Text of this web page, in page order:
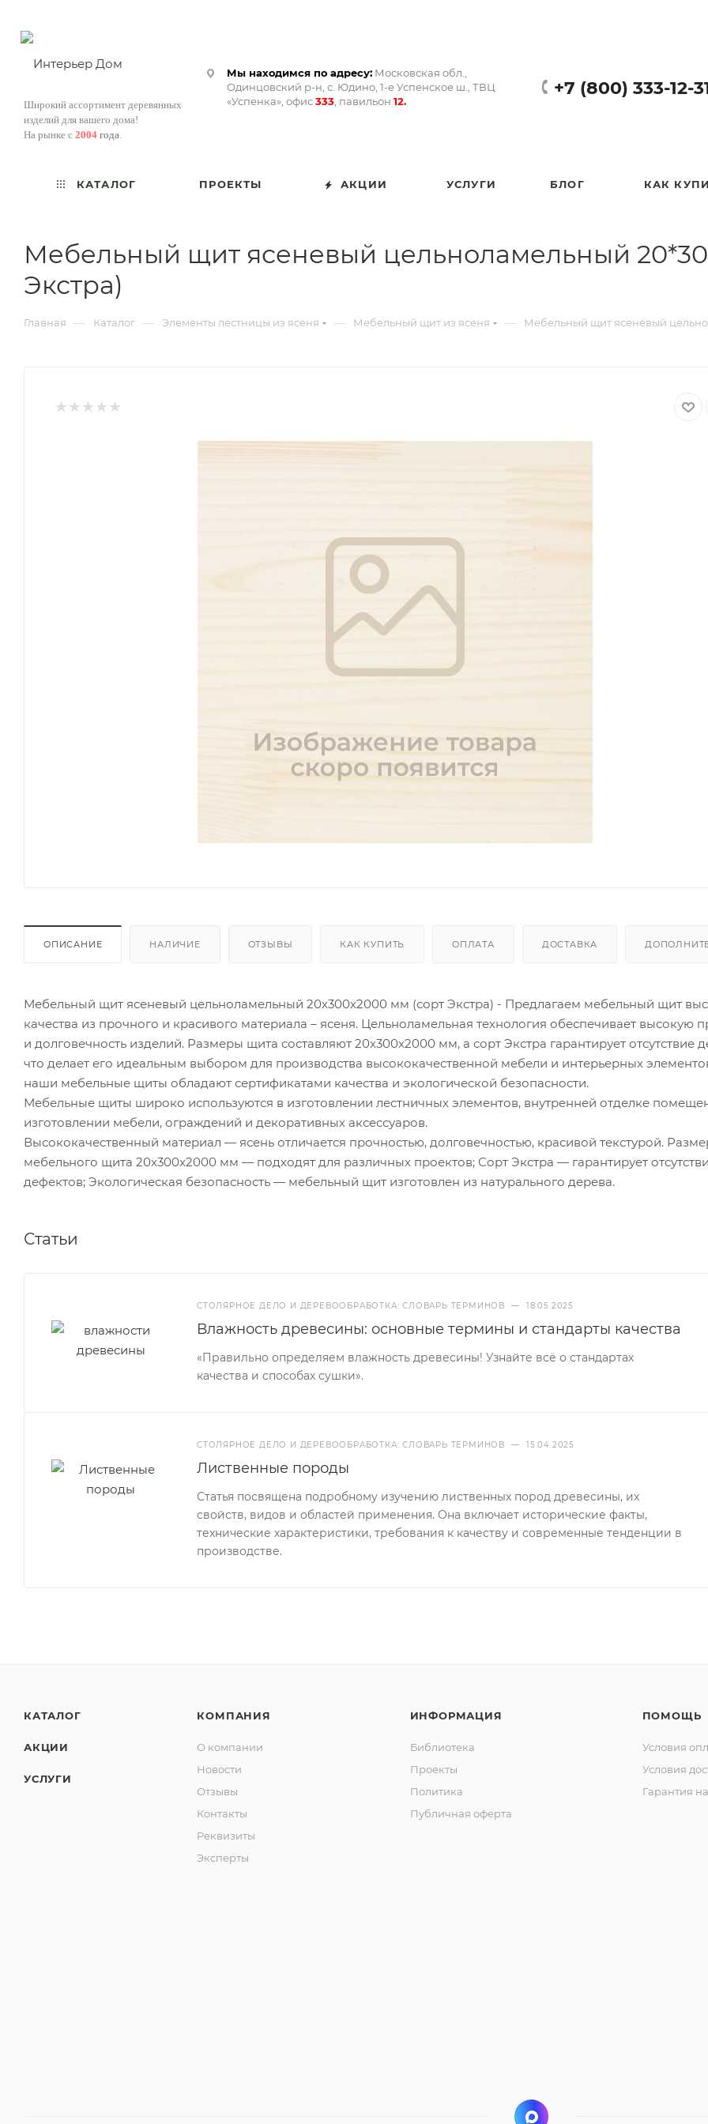
Широкий ассортимент деревянных
изделий для вашего дома!
На рынке с 2004 года.
Мы находимся по адресу: Московская обл.,
Одинцовский р-н, с. Юдино, 1-е Успенское ш., ТВЦ
«Успенка», офис333 , павильон 12.
+7 (800) 333-12-
КАТАЛОГ ПРОЕКТЫ АКЦИИ УСЛУГИ БЛОГ КАК
Мебельный щит ясеневый цельноламельный
Экстра)
Главная — Каталог — Элементы лестницы из ясеня — Мебельный щит из ясеня — Мебельный щит ясеневый
ОПИСАНИЕ НАЛИЧИЕ ОТЗЫВЫ КАК КУПИТЬ ОПЛАТА ДОСТАВКА
Мебельный щит ясеневый цельноламельный 20х300х2000 мм (сорт Экстра) - Предлагаем мебельный щит
качества из прочного и красивого материала – ясеня. Цельноламельная технология обеспечивает высокую
и долговечность изделий. Размеры щита составляют 20x300x2000 мм, а сорт Экстра гарантирует отсутствие
что делает его идеальным выбором для производства высококачественной мебели и интерьерных
наши мебельные щиты обладают сертификатами качества и экологической безопасности.
Мебельные щиты широко используются в изготовлении лестничных элементов, внутренней отделке
изготовлении мебели, ограждений и декоративных аксессуаров.
Высококачественный материал — ясень отличается прочностью, долговечностью, красивой текстурой.
мебельного щита 20x300x2000 мм — подходят для различных проектов; Сорт Экстра — гарантирует
дефектов; Экологическая безопасность — мебельный щит изготовлен из натурального дерева.
Статьи
СТОЛЯРНОЕ ДЕЛО И ДЕРЕВООБРАБОТКА: СЛОВАРЬ ТЕРМИНОВ — 18.05.2025
Влажность древесины: основные термины и стандарты качества
«Правильно определяем влажность древесины! Узнайте всё о стандартах
качества и способах сушки».
СТОЛЯРНОЕ ДЕЛО И ДЕРЕВООБРАБОТКА: СЛОВАРЬ ТЕРМИНОВ — 15.04.2025
Лиственные породы
Статья посвящена подробному изучению лиственных пород древесины, их
свойств, видов и областей применения. Она включает исторические факты,
технические характеристики, требования к качеству и современные тенденции в
производстве.
КАТАЛОГ
АКЦИИ
УСЛУГИ
КОМПАНИЯ
О компании
Новости
Отзывы
Контакты
Реквизиты
Эксперты
ИНФОРМАЦИЯ
Библиотека
Проекты
Политика
Публичная оферта
ПОМОЩЬ
Условия
Условия
Гарантия